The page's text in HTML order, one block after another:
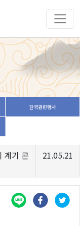
한국관련행사
계기 콘
21.05.21